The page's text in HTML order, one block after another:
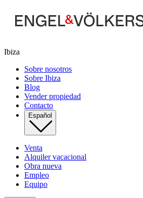
Ibiza
Sobre nosotros
Sobre Ibiza
Blog
Vender propiedad
Contacto
Español
Venta
Alquiler vacacional
Obra nueva
Empleo
Equipo